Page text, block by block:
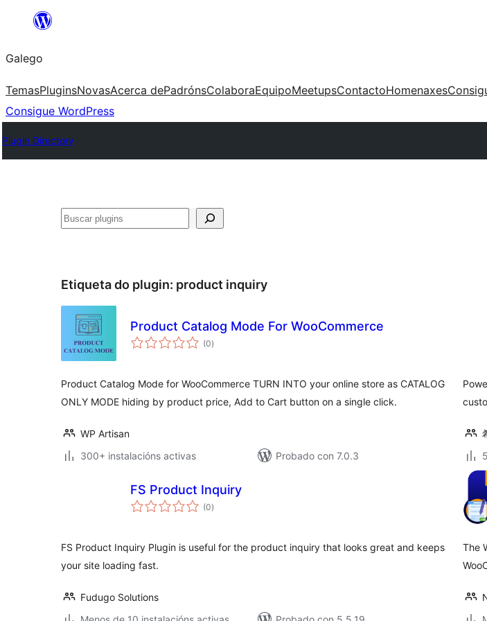
Saltar
contido
Galego
TemasPluginsNovasAcerca dePadrónsColaboraEquipoMeetupsContactoHomenaxes
Consigue WordPress
Plugin Directory
Buscar
Etiqueta do plugin: product inquiry
Product Catalog Mode For WooCommerce
(0valoracións
totais
)
Product Catalog Mode for WooCommerce TURN INTO your online store as CATALOG
ONLY MODE hiding by product price, Add to Cart button on a single click.
WP Artisan
300+ instalacións activas
Probado con 7.0.3
FS Product Inquiry
(0valoracións
totais
)
FS Product Inquiry Plugin is useful for the product inquiry that looks great and keeps
your site loading fast.
Fudugo Solutions
The